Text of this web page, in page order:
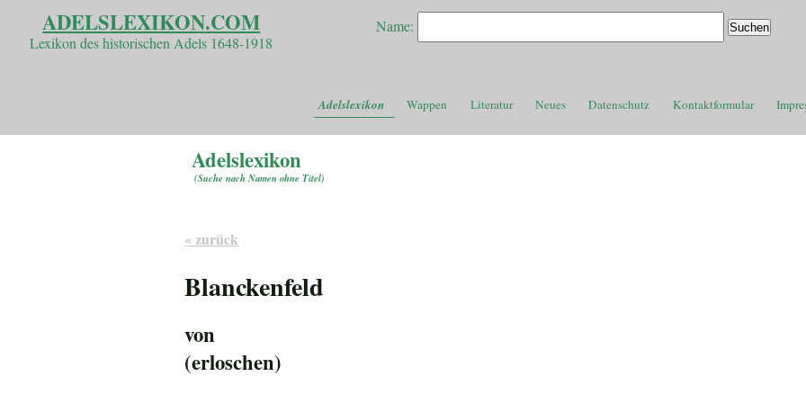
ADELSLEXIKON.COM
Lexikon des historischen Adels 1648-1918
Name:
Adelslexikon Wappen Literatur Neues Datenschutz Kontaktformular
Adelslexikon
(Suche nach Namen ohne Titel)
« zurück
Blanckenfeld
von
(erloschen)